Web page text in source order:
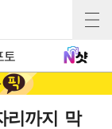
토
리까지 막